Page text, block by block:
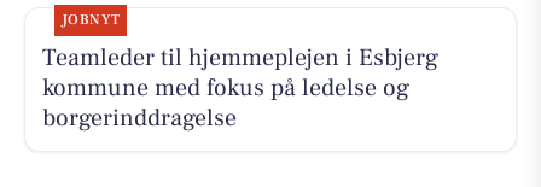
JOBNYT
Teamleder til hjemmeplejen i Esbjerg
kommune med fokus på ledelse og
borgerinddragelse